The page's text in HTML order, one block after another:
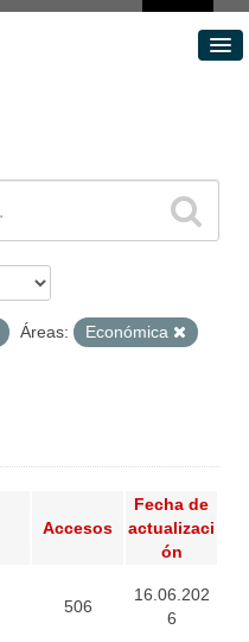
Áreas:
Económica
Accesos
Fecha de
actualizaci
ón
506
16.06.202
6